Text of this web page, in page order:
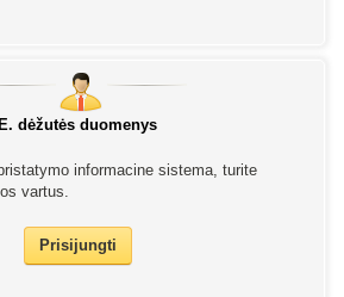
E. dėžutės duomenys
informacine sistema, turite
vartus.
Prisijungti